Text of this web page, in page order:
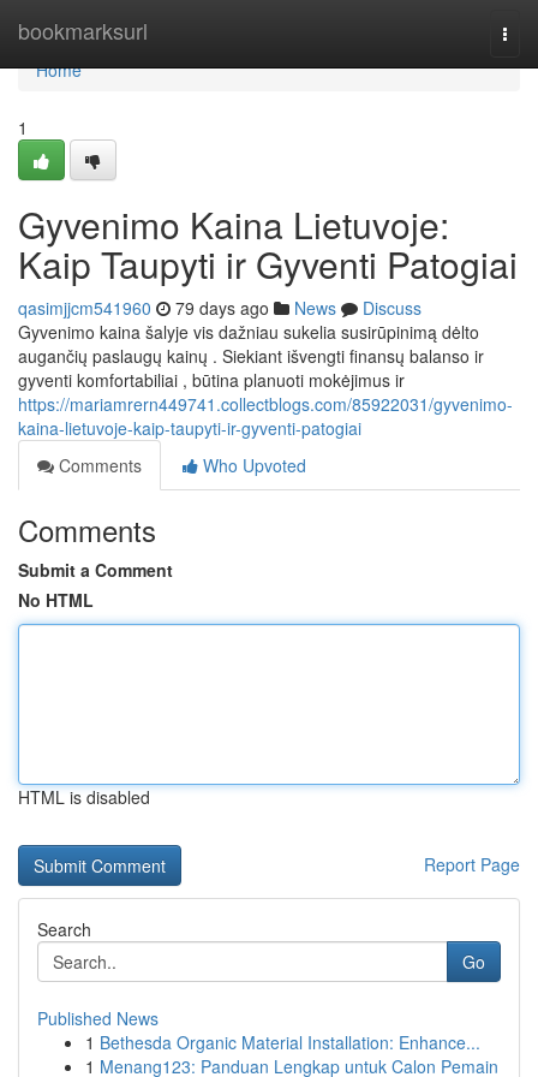
bookmarksurl
Home
Home
1
Gyvenimo Kaina Lietuvoje:
Kaip Taupyti ir Gyventi Patogiai
qasimjjcm541960 79 days ago News
Discuss
Gyvenimo kaina šalyje vis dažniau sukelia susirūpinimą dėlto
augančių paslaugų kainų . Siekiant išvengti finansų balanso ir
gyventi komfortabiliai , būtina planuoti mokėjimus ir
https://mariamrern449741.collectblogs.com/85922031/gyvenimo-
kaina-lietuvoje-kaip-taupyti-ir-gyventi-patogiai
Comments
Who Upvoted
Comments
Submit a Comment
No HTML
HTML is disabled
Report Page
Search
Go
Published News
1 Bethesda Organic Material Installation: Enhance...
1 Menang123: Panduan Lengkap untuk Calon Pemain